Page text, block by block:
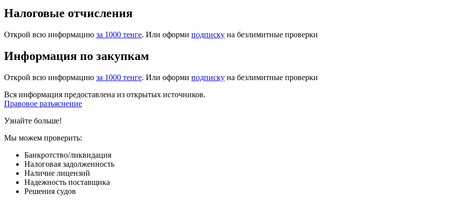
Налоговые отчисления
Открой всю информацию за 1000 тенге. Или оформи подписку на безлимитные проверки
Информация по закупкам
Открой всю информацию за 1000 тенге. Или оформи подписку на безлимитные проверки
Вся информация предоставлена из открытых источников.
Правовое разъяснение
Узнайте больше!
Мы можем проверить:
Банкротство/ликвидация
Налоговая задолженность
Наличие лицензий
Надежность поставщика
Решения судов